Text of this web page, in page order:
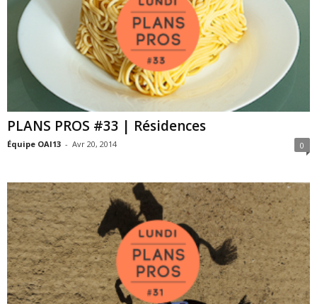
PLANS PROS #33 | Résidences
Équipe OAI13 - Avr 20, 2014 0